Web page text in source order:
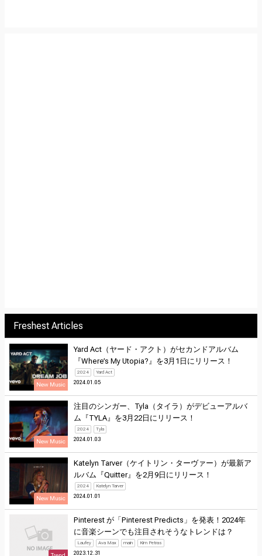
Freshest Articles
New Music
Yard Act（ヤード・アクト）がセカンドアルバム
『Where’s My Utopia?』を3月1日にリリース！
2024 Yard Act
2024.01.05
New Music
注目のシンガー、Tyla（タイラ）がデビューアルバ
ム『TYLA』を3月22日にリリース！
2024 Tyla
2024.01.03
New Music
Katelyn Tarver（ケイトリン・ターヴァー）が最新ア
ルバム『Quitter』を2月9日にリリース！
2024 Katelyn Tarver
2024.01.01
Pinterest が「Pinterest Predicts」を発表！2024年
に音楽シーンでも注目されそうなトレンドは？
Laufey Ava Max main Kim Petras
2023.12.31